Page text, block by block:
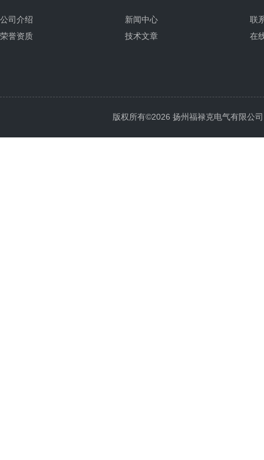
公司介绍
荣誉资质
新闻中心
技术文章
联
在
版权所有©2026 扬州福禄克电气有限公